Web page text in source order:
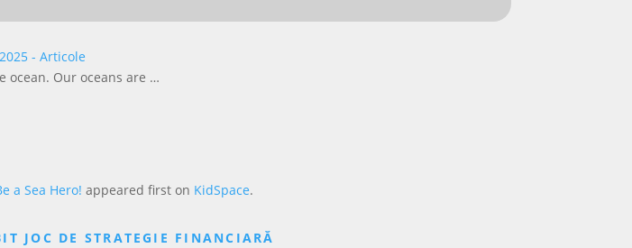
ocean. Our oceans are …
a Sea Hero! appeared first on KidSpace.
JOC DE STRATEGIE FINANCIARĂ